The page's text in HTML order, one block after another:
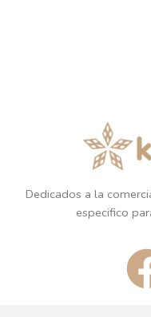
Dedicados a la
especifico